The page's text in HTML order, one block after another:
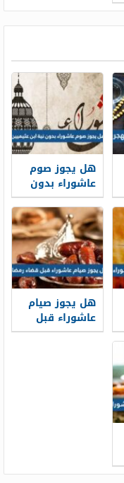
هل يجوز صوم
عاشوراء بدون
نية ابن عثيميين
هل يجوز صيام
عاشوراء قبل
قضاء رمضان